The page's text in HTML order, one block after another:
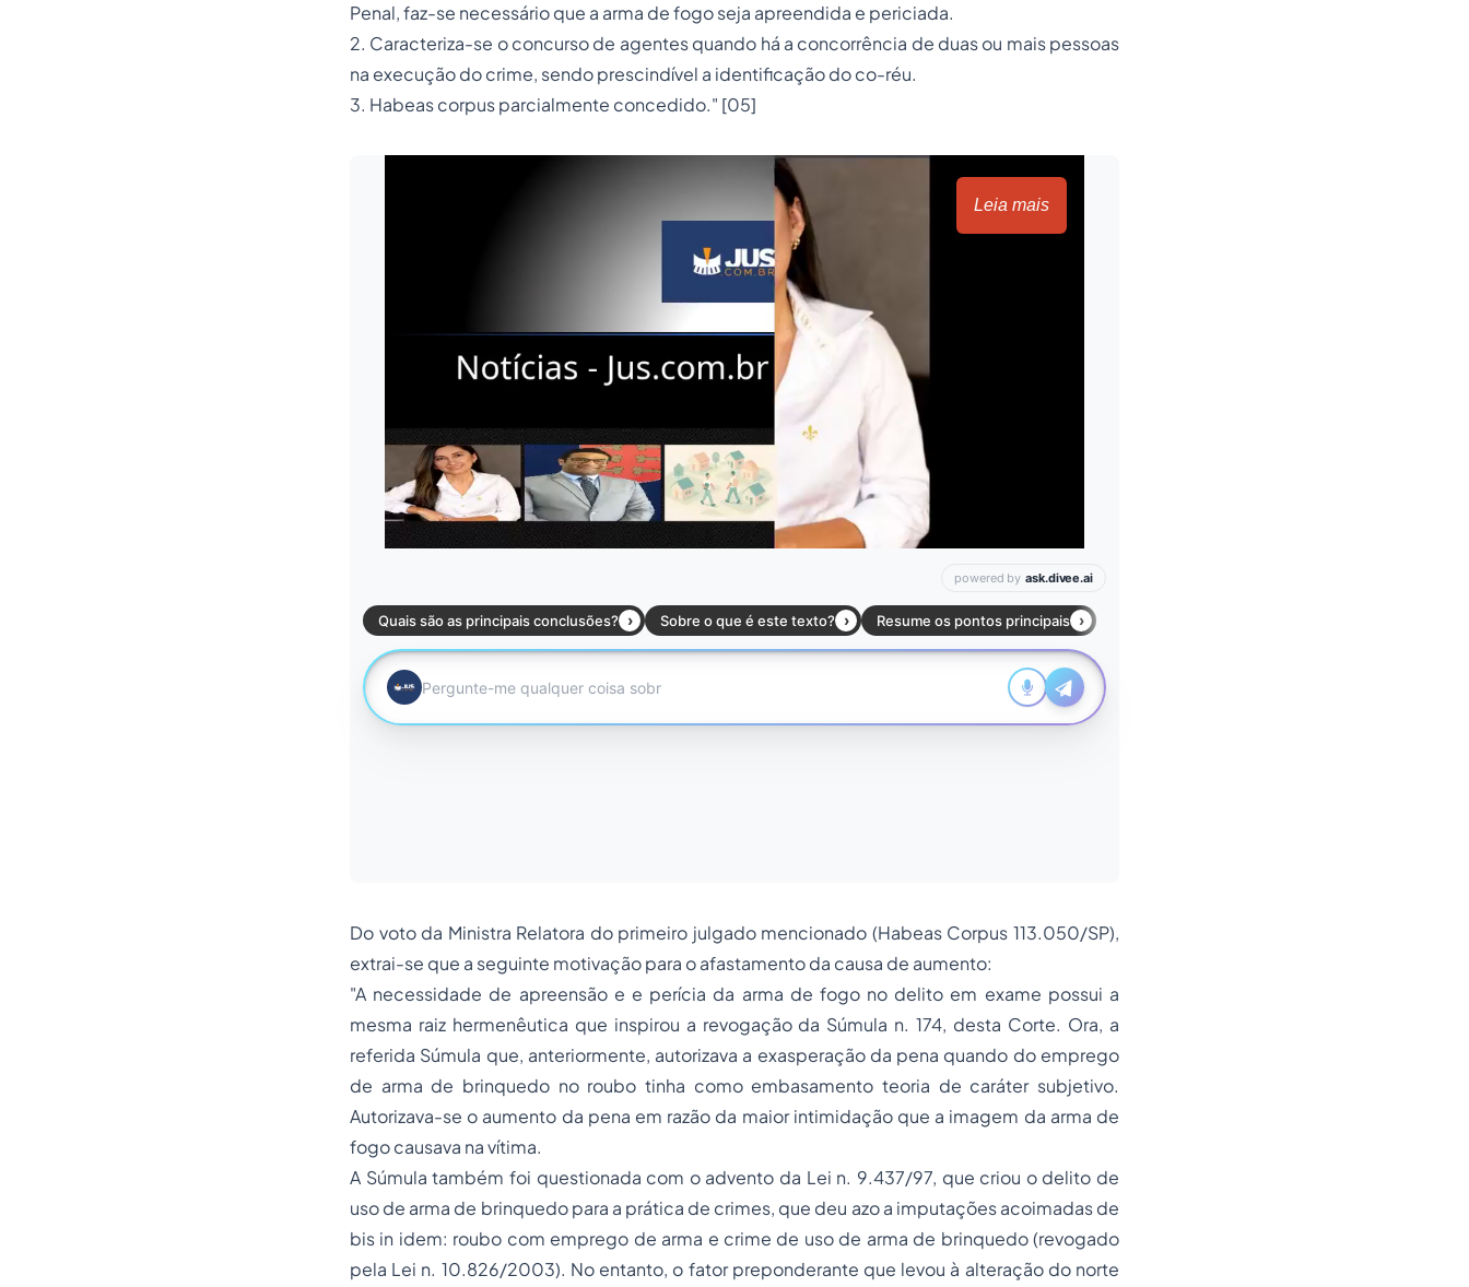
Penal, faz-se necessário que a arma de fogo seja apreendida e periciada.
2. Caracteriza-se o concurso de agentes quando há a concorrência de duas ou mais pessoas
na execução do crime, sendo prescindível a identificação do co-réu.
3. Habeas corpus parcialmente concedido." [05]
Leia mais
Do voto da Ministra Relatora do primeiro julgado mencionado (Habeas Corpus 113.050/SP),
extrai-se que a seguinte motivação para o afastamento da causa de aumento:
"A necessidade de apreensão e e perícia da arma de fogo no delito em exame possui a
mesma raiz hermenêutica que inspirou a revogação da Súmula n. 174, desta Corte. Ora, a
referida Súmula que, anteriormente, autorizava a exasperação da pena quando do emprego
de arma de brinquedo no roubo tinha como embasamento teoria de caráter subjetivo.
Autorizava-se o aumento da pena em razão da maior intimidação que a imagem da arma de
fogo causava na vítima.
A Súmula também foi questionada com o advento da Lei n. 9.437/97, que criou o delito de
uso de arma de brinquedo para a prática de crimes, que deu azo a imputações acoimadas de
bis in idem: roubo com emprego de arma e crime de uso de arma de brinquedo (revogado
pela Lei n. 10.826/2003). No entanto, o fator preponderante que levou à alteração do norte